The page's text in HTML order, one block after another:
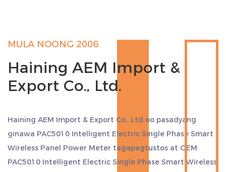
pakinabang ng mabilis na pagtugon ng bilis,
mahabang buhay at mataas na pagiging
maaasahan.
hanggang 10Hz, na nangangahulugan na ang
aparato ay maaaring tumugon sa mga panlabas
na utos o panloob na mga pagbabago sa mas
MULA NOONG 2006
Haining AEM Import &
Export Co., Ltd.
Haining AEM Import & Export Co., Ltd oo pasadyang
ginawa PAC5010 Intelligent Electric Single Phase Smart
Wireless Panel Power Meter tagapagtustos at OEM
PAC5010 Intelligent Electric Single Phase Smart Wireless